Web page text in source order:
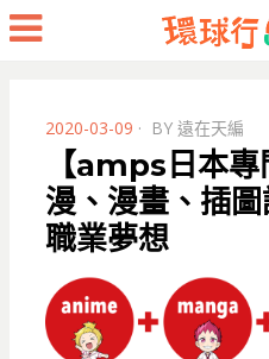
Menu
POSTED
ON
2020-03-09 BY 遠在天編
【amps日本
漫、漫畫、插
職業夢想